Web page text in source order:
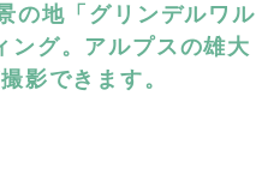
の地「グリンデルワル
ング。アルプスの雄大
影できます。